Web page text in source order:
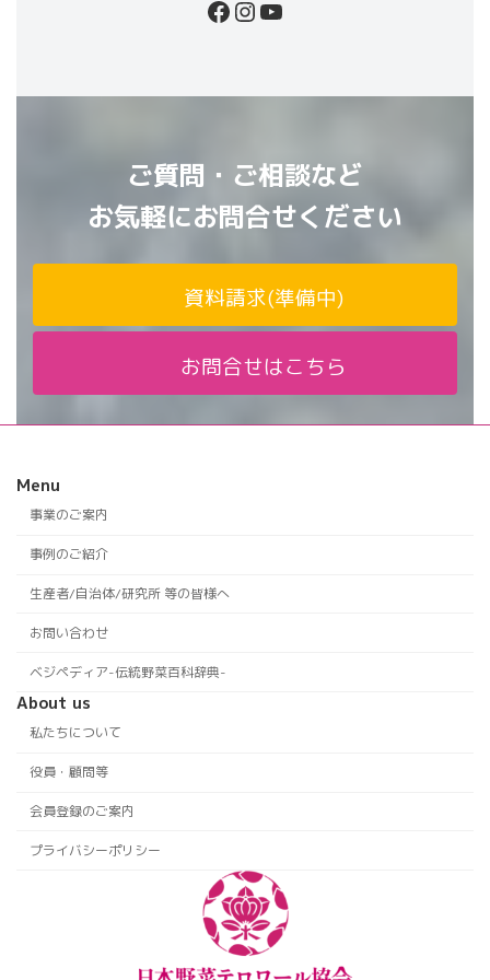
Facebook
Instagram
YouTube
ご質問・ご相談など
お気軽にお問合せください
資料請求(準備中)
お問合せはこちら
Menu
事業のご案内
事例のご紹介
生産者/自治体/研究所 等の皆様へ
お問い合わせ
ベジペディア-伝統野菜百科辞典-
About us
私たちについて
役員・顧問等
会員登録のご案内
プライバシーポリシー